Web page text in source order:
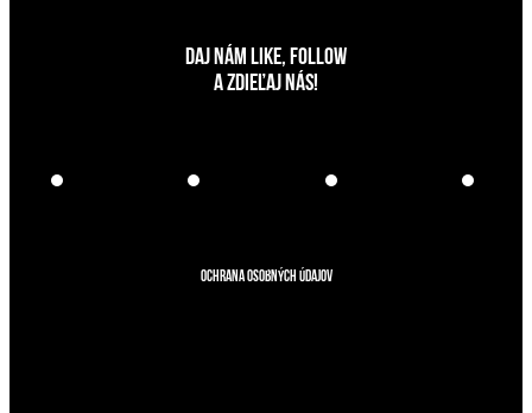
DAJ NÁM LIKE, FOLLOW
A ZDIEĽAJ NÁS!
Ochrana osobných údajov